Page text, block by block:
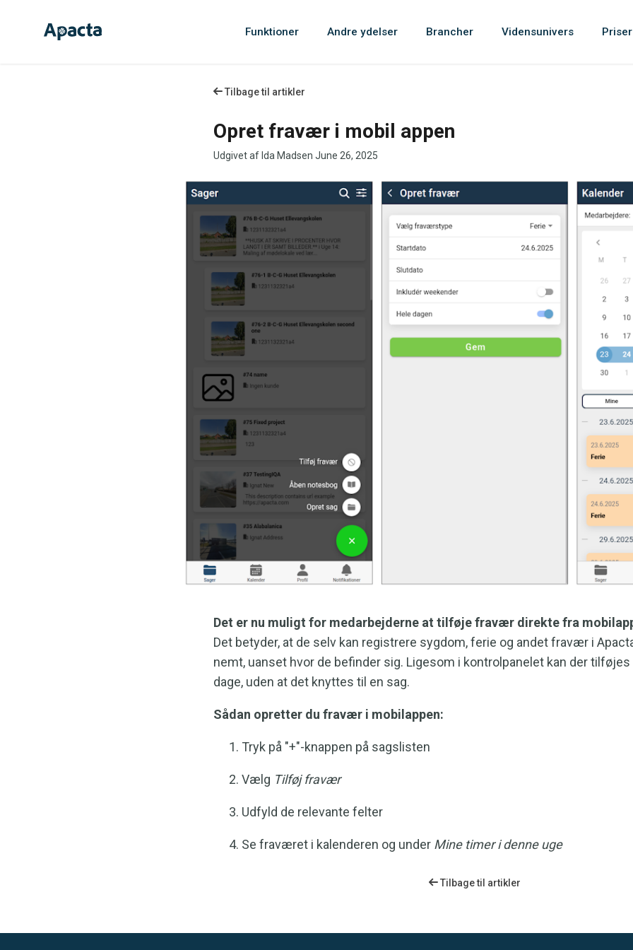
Funktioner Andre ydelser Brancher Vidensunivers Priser
Tilbage til artikler
Opret fravær i mobil appen
Udgivet af Ida Madsen June 26, 2025
Det er nu muligt for medarbejderne at tilføje fravær direkte fra
Det betyder, at de selv kan registrere sygdom, ferie og andet fravær i
nemt, uanset hvor de befinder sig. Ligesom i kontrolpanelet kan der
dage, uden at det knyttes til en sag.
Sådan opretter du fravær i mobilappen:
Tryk på "+"-knappen på sagslisten
Vælg Tilføj fravær
Udfyld de relevante felter
Se fraværet i kalenderen og under Mine timer i denne uge
Tilbage til artikler